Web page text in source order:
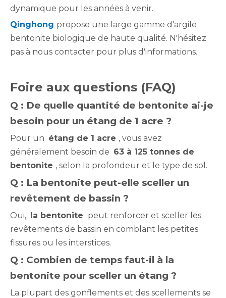
dynamique pour les années à venir.
Qinghong propose une large gamme d'argile
bentonite biologique de haute qualité. N'hésitez
pas à nous contacter pour plus d'informations.
Foire aux questions (FAQ)
Q : De quelle quantité de bentonite ai-je
besoin pour un étang de 1 acre ?
Pour un étang de 1 acre , vous avez
généralement besoin de 63 à 125 tonnes de
bentonite , selon la profondeur et le type de sol.
Q : La bentonite peut-elle sceller un
revêtement de bassin ?
Oui, la bentonite peut renforcer et sceller les
revêtements de bassin en comblant les petites
fissures ou les interstices.
Q : Combien de temps faut-il à la
bentonite pour sceller un étang ?
La plupart des gonflements et des scellements se